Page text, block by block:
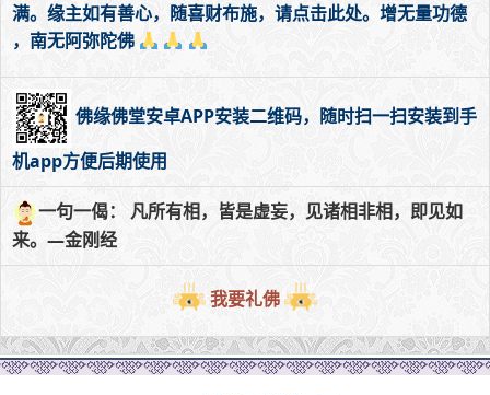
满。缘主如有善心，随喜财布施，请点击此处。增无量功德
，南无阿弥陀佛
佛缘佛堂安卓APP安装二维码，随时扫一扫安装到手
机app方便后期使用
一句一偈： 凡所有相，皆是虚妄，见诸相非相，即见如
来。—金刚经
我要礼佛